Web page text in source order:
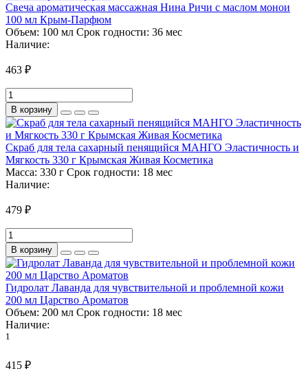
Свеча ароматическая массажная Нина Ричи с маслом монои
100 мл Крым-Парфюм
Объем: 100 мл Срок годности: 36 мес
Наличие:
463 ₽
В корзину
Скраб для тела сахарный пенящийся МАНГО Эластичность и
Мягкость 330 г Крымская Живая Косметика
Масса: 330 г Срок годности: 18 мес
Наличие:
479 ₽
В корзину
Гидролат Лаванда для чувствительной и проблемной кожи
200 мл Царство Ароматов
Объем: 200 мл Срок годности: 18 мес
Наличие:
1
415 ₽